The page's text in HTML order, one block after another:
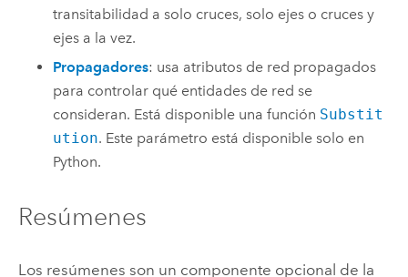
transitabilidad a solo cruces, solo ejes o cruces y
ejes a la vez.
Propagadores: usa atributos de red propagados
para controlar qué entidades de red se
consideran. Está disponible una función Substit
ution. Este parámetro está disponible solo en
Python.
Resúmenes
Los resúmenes son un componente opcional de la